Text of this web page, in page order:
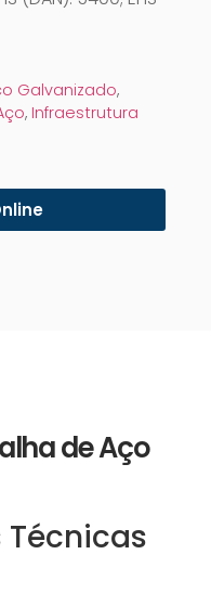
Galvanizado,
, Infraestrutura
de Aço